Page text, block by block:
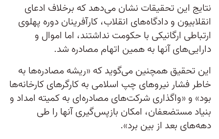
نتایج این تحقیقات نشان می‌دهد که برخلاف ادعای
انقلابیون و دادگاه‌های انقلاب، کارآفرینان دوره پهلوی
ارتباطی ارگانیکی با حکومت نداشتند، اما اموال و
دارایی‌های آنها به همین اتهام مصادره شد.
این تحقیق همچنین می‌گوید که «ریشه مصادره‌ها به
خاطر فشار نیروهای چپ اسلامی به کارگرهای کارخانه‌ها
بود» و «واگذاری شرکت‌های مصادره‌ای به کمیته امداد و
بنیاد مستضعفان، امکان بازپس‌گیری آنها را طی
دهه‌های بعد از بین برد».